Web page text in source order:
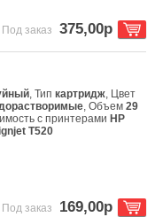
Под заказ 375,00р
, Типкартридж, Цвет
, Объем29
с принтерами HP
T520
Под заказ 169,00р